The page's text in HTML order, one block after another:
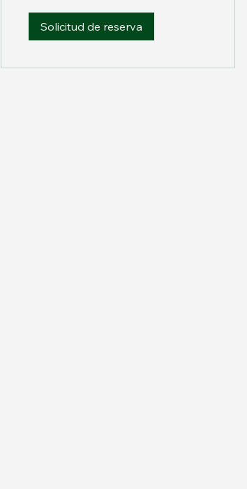
Solicitud de reserva